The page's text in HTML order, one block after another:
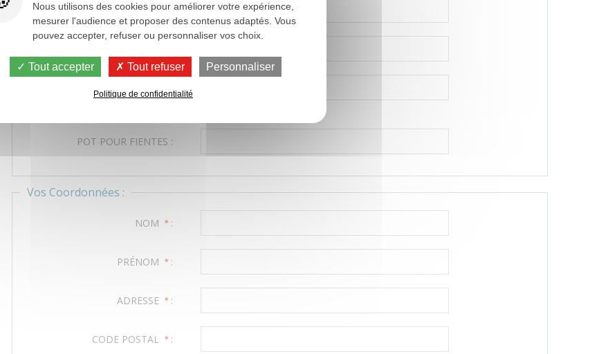
TUBE POUR SANG :
CHLAMYDIA :
POT POUR FIENTES :
Vos Coordonnées :
NOM * :
PRÉNOM * :
ADRESSE * :
CODE POSTAL * :
Nous utilisons des cookies pour améliorer votre expérience,
mesurer l'audience et proposer des contenus adaptés. Vous
pouvez accepter, refuser ou personnaliser vos choix.
Tout accepter Tout refuser Personnaliser
Politique de confidentialité